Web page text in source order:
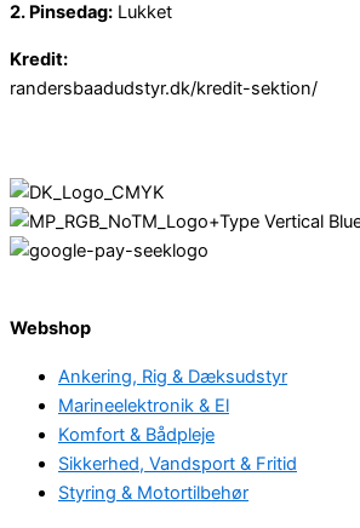
2. Pinsedag: Lukket
Kredit:
randersbaadudstyr.dk/kredit-sektion/
Webshop
Ankering, Rig & Dæksudstyr
Marineelektronik & El
Komfort & Bådpleje
Sikkerhed, Vandsport & Fritid
Styring & Motortilbehør